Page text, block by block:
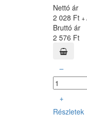
Nettó ár
2 028 Ft+
Bruttó ár
2 576 Ft
–
+
Részletek